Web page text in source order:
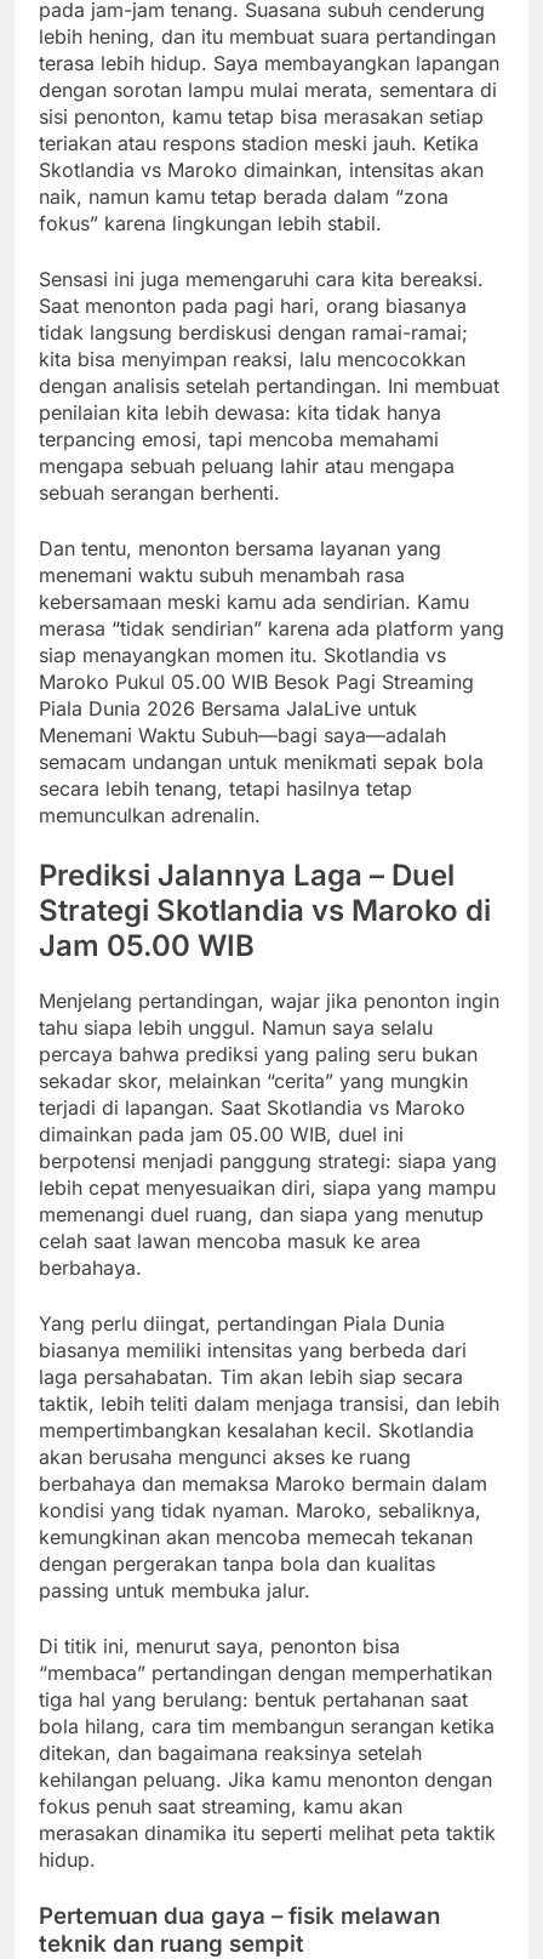
pada jam-jam tenang. Suasana subuh cenderung
lebih hening, dan itu membuat suara pertandingan
terasa lebih hidup. Saya membayangkan lapangan
dengan sorotan lampu mulai merata, sementara di
sisi penonton, kamu tetap bisa merasakan setiap
teriakan atau respons stadion meski jauh. Ketika
Skotlandia vs Maroko dimainkan, intensitas akan
naik, namun kamu tetap berada dalam “zona
fokus” karena lingkungan lebih stabil.
Sensasi ini juga memengaruhi cara kita bereaksi.
Saat menonton pada pagi hari, orang biasanya
tidak langsung berdiskusi dengan ramai-ramai;
kita bisa menyimpan reaksi, lalu mencocokkan
dengan analisis setelah pertandingan. Ini membuat
penilaian kita lebih dewasa: kita tidak hanya
terpancing emosi, tapi mencoba memahami
mengapa sebuah peluang lahir atau mengapa
sebuah serangan berhenti.
Dan tentu, menonton bersama layanan yang
menemani waktu subuh menambah rasa
kebersamaan meski kamu ada sendirian. Kamu
merasa “tidak sendirian” karena ada platform yang
siap menayangkan momen itu. Skotlandia vs
Maroko Pukul 05.00 WIB Besok Pagi Streaming
Piala Dunia 2026 Bersama JalaLive untuk
Menemani Waktu Subuh—bagi saya—adalah
semacam undangan untuk menikmati sepak bola
secara lebih tenang, tetapi hasilnya tetap
memunculkan adrenalin.
Prediksi Jalannya Laga – Duel
Strategi Skotlandia vs Maroko di
Jam 05.00 WIB
Menjelang pertandingan, wajar jika penonton ingin
tahu siapa lebih unggul. Namun saya selalu
percaya bahwa prediksi yang paling seru bukan
sekadar skor, melainkan “cerita” yang mungkin
terjadi di lapangan. Saat Skotlandia vs Maroko
dimainkan pada jam 05.00 WIB, duel ini
berpotensi menjadi panggung strategi: siapa yang
lebih cepat menyesuaikan diri, siapa yang mampu
memenangi duel ruang, dan siapa yang menutup
celah saat lawan mencoba masuk ke area
berbahaya.
Yang perlu diingat, pertandingan Piala Dunia
biasanya memiliki intensitas yang berbeda dari
laga persahabatan. Tim akan lebih siap secara
taktik, lebih teliti dalam menjaga transisi, dan lebih
mempertimbangkan kesalahan kecil. Skotlandia
akan berusaha mengunci akses ke ruang
berbahaya dan memaksa Maroko bermain dalam
kondisi yang tidak nyaman. Maroko, sebaliknya,
kemungkinan akan mencoba memecah tekanan
dengan pergerakan tanpa bola dan kualitas
passing untuk membuka jalur.
Di titik ini, menurut saya, penonton bisa
“membaca” pertandingan dengan memperhatikan
tiga hal yang berulang: bentuk pertahanan saat
bola hilang, cara tim membangun serangan ketika
ditekan, dan bagaimana reaksinya setelah
kehilangan peluang. Jika kamu menonton dengan
fokus penuh saat streaming, kamu akan
merasakan dinamika itu seperti melihat peta taktik
hidup.
Pertemuan dua gaya – fisik melawan
teknik dan ruang sempit